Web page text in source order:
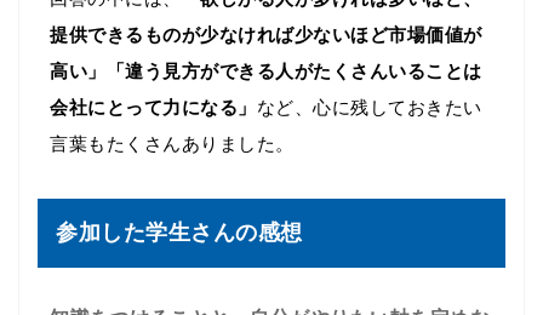
提供できるものが少なければ少ないほど市場価値が
高い」
「違う見方ができる人がたくさんいることは
会社にとって力になる」 など、心に残しておきたい
言葉もたくさんありました。
参加した学生さんの感想